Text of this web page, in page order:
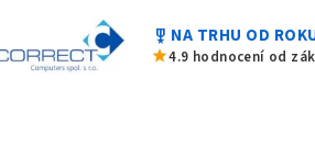
military_tech NA TRHU OD
star4.9 hodnocení od